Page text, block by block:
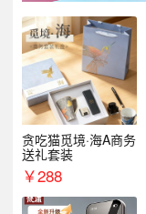
贪吃猫觅境·海A商务
送礼套装
￥288